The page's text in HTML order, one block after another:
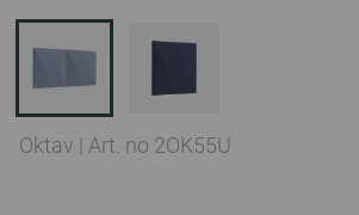
Oktav | Art. no 2OK55U